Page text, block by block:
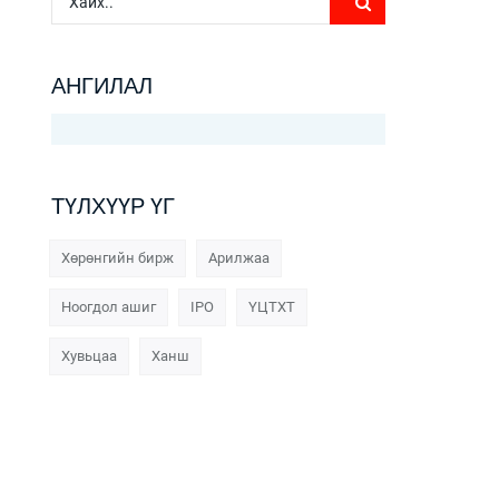
АНГИЛАЛ
ТҮЛХҮҮР ҮГ
Хөрөнгийн бирж Арилжаа
Ноогдол ашиг IPO ҮЦТХТ
Хувьцаа Ханш